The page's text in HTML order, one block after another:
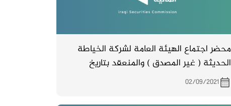
محضر اجتماع الهيئة العامة لشركة الخياطة
الحديثة ( غير المصدق ) والمنعقد بتاريخ
25/8/2021
02/09/2021